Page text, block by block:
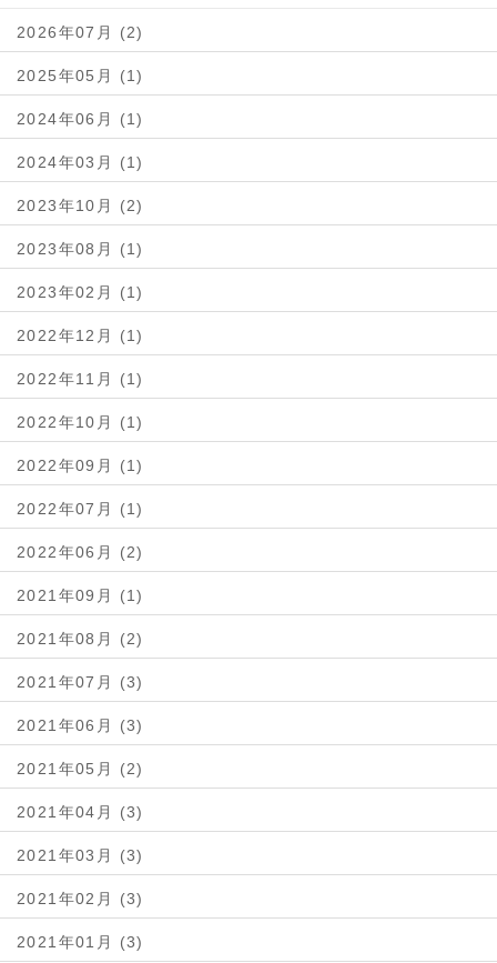
2026年07月 (2)
2025年05月 (1)
2024年06月 (1)
2024年03月 (1)
2023年10月 (2)
2023年08月 (1)
2023年02月 (1)
2022年12月 (1)
2022年11月 (1)
2022年10月 (1)
2022年09月 (1)
2022年07月 (1)
2022年06月 (2)
2021年09月 (1)
2021年08月 (2)
2021年07月 (3)
2021年06月 (3)
2021年05月 (2)
2021年04月 (3)
2021年03月 (3)
2021年02月 (3)
2021年01月 (3)